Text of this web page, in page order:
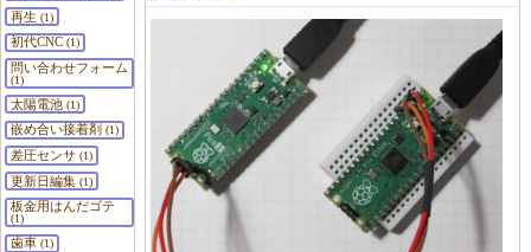
再生 (1)
初代CNC(1)
問い合わせフォーム
(1)
太陽電池(1)
嵌め合い接着剤 (1)
差圧センサ(1)
更新日編集(1)
板金用はんだゴテ
(1)
歯車(1)